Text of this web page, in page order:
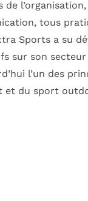
de
tous
Sports a su
sur son secteur
l’un des
et du sport